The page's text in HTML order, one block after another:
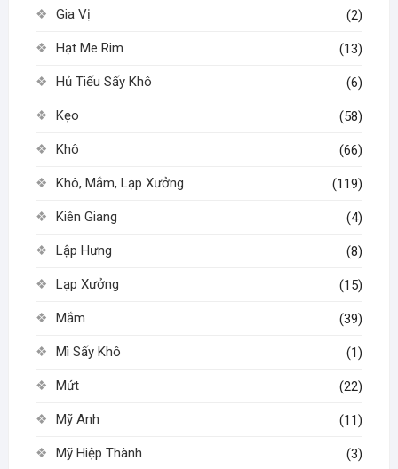
Gia Vị (2)
Hạt Me Rim (13)
Hủ Tiếu Sấy Khô (6)
Kẹo (58)
Khô (66)
Khô, Mắm, Lạp Xưởng (119)
Kiên Giang (4)
Lập Hưng (8)
Lạp Xưởng (15)
Mắm (39)
Mì Sấy Khô (1)
Mứt (22)
Mỹ Anh (11)
Mỹ Hiệp Thành (3)